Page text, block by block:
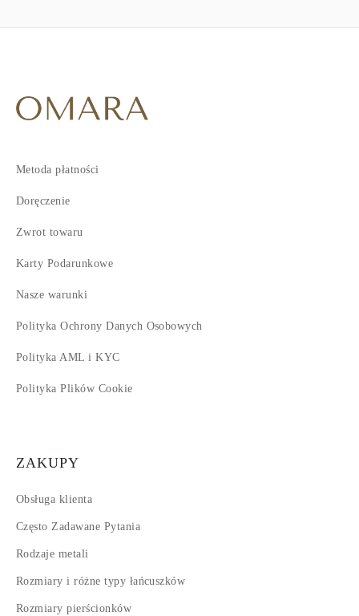
Metoda płatności
Doręczenie
Zwrot towaru
Karty Podarunkowe
Nasze warunki
Polityka Ochrony Danych Osobowych
Polityka AML i KYC
Polityka Plików Cookie
ZAKUPY
Obsługa klienta
Często Zadawane Pytania
Rodzaje metali
Rozmiary i różne typy łańcuszków
Rozmiary pierścionków